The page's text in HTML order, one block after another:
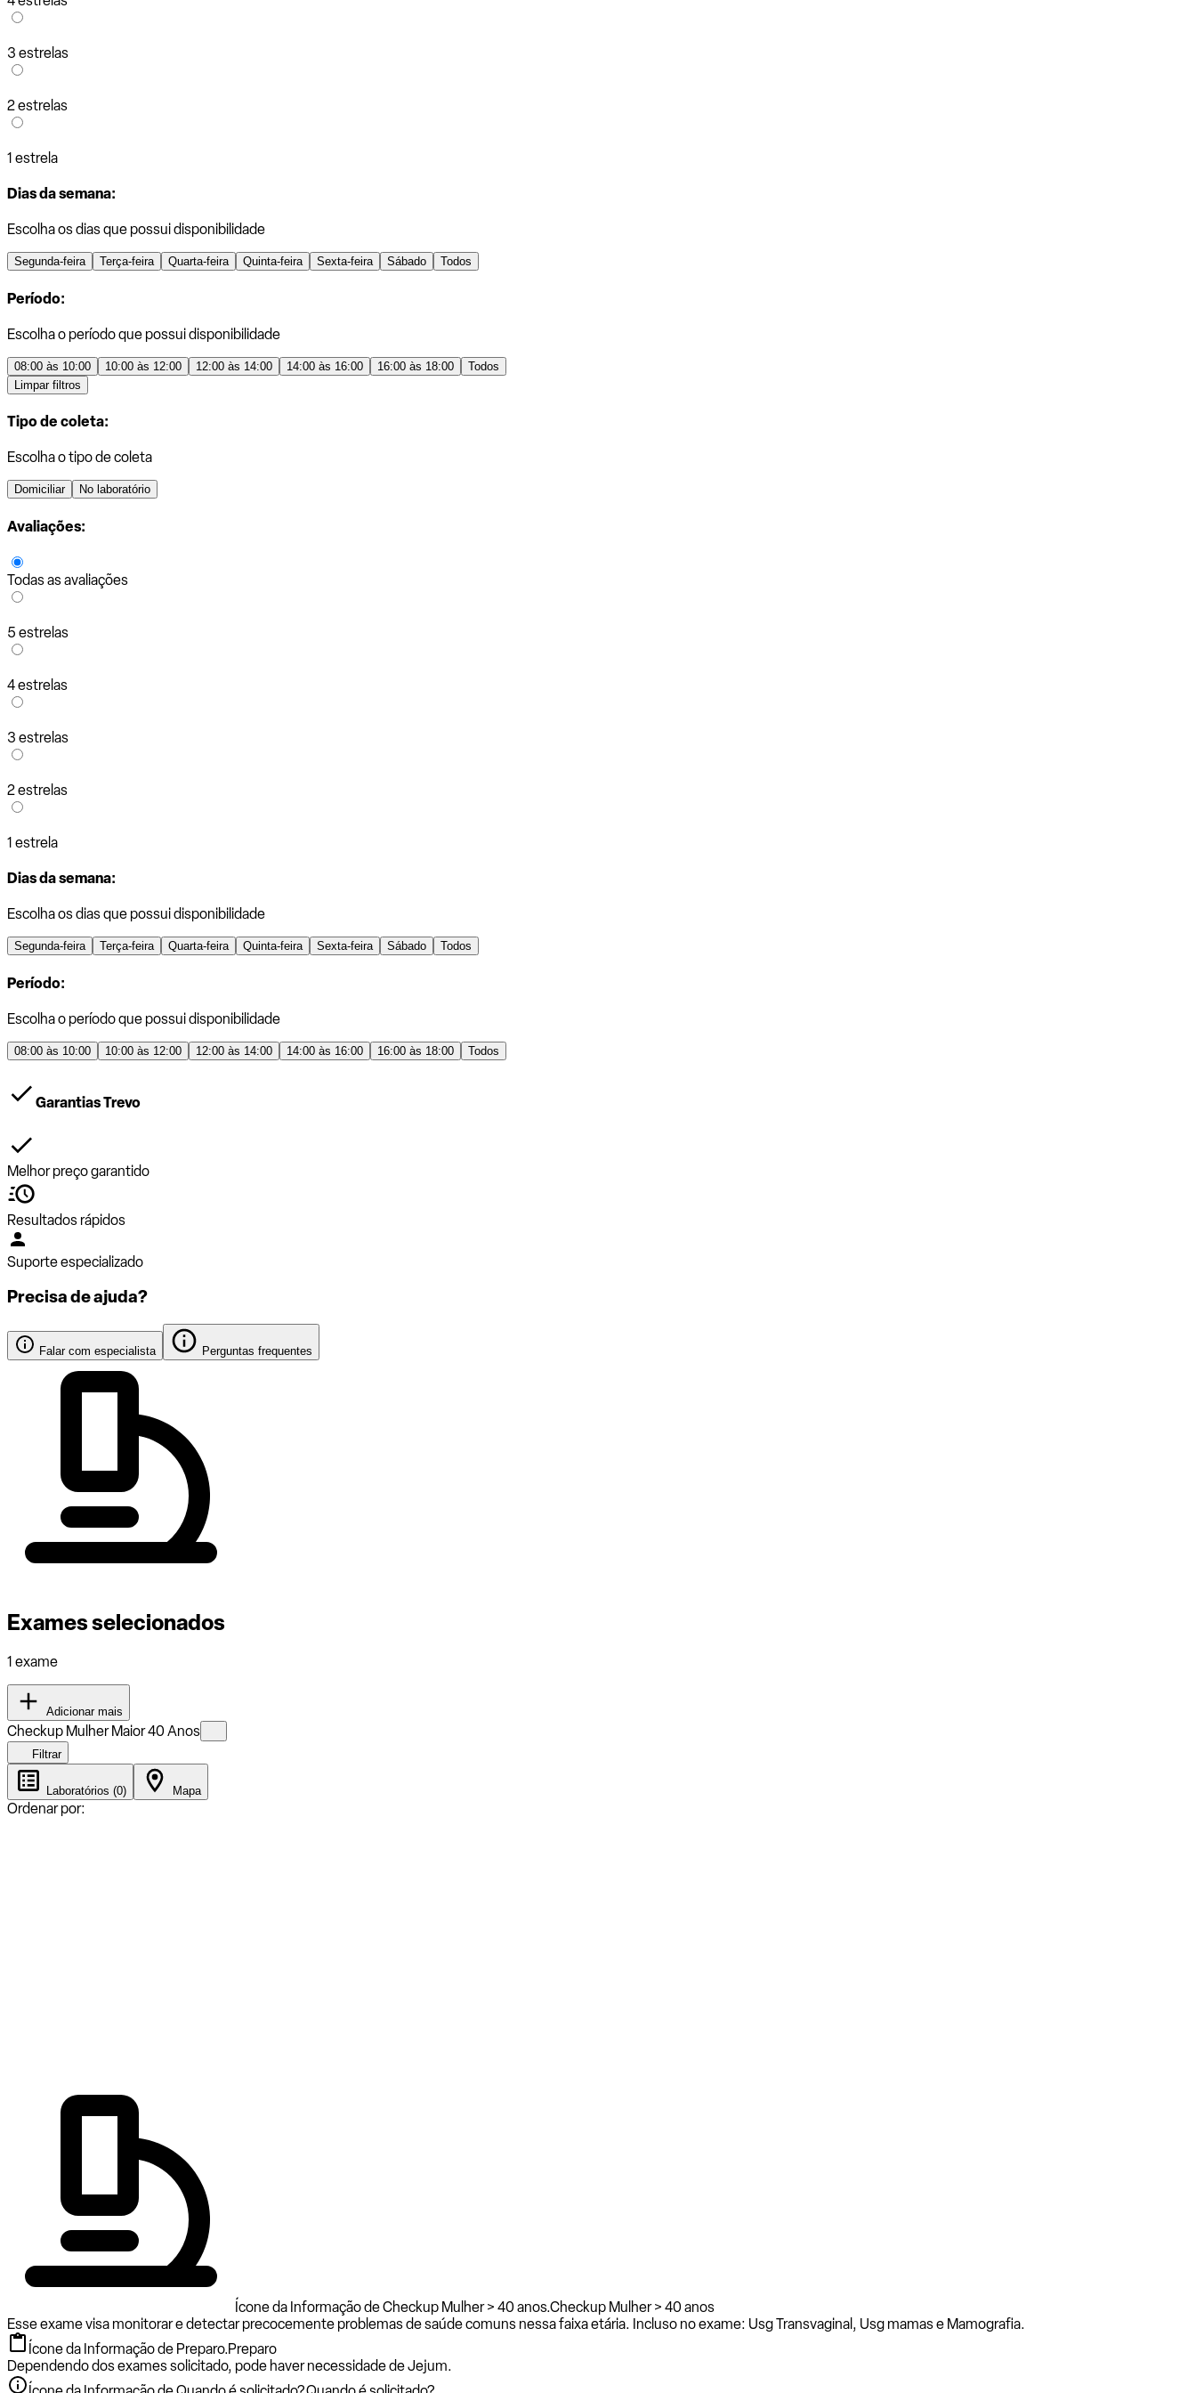
3 estrelas
2 estrelas
1 estrela
Dias da semana:
Escolha os dias que possui disponibilidade
Segunda-feira Terça-feira Quarta-feira Quinta-feira Sexta-feira Sábado Todos
Período:
Escolha o período que possui disponibilidade
08:00 às 10:00 10:00 às 12:00 12:00 às 14:00 14:00 às 16:00 16:00 às 18:00
Todos
Limpar filtros
Tipo de coleta:
Escolha o tipo de coleta
Domiciliar No laboratório
Avaliações:
Todas as avaliações
5 estrelas
4 estrelas
3 estrelas
2 estrelas
1 estrela
Dias da semana:
Escolha os dias que possui disponibilidade
Segunda-feira Terça-feira Quarta-feira Quinta-feira Sexta-feira Sábado Todos
Período:
Escolha o período que possui disponibilidade
08:00 às 10:00 10:00 às 12:00 12:00 às 14:00 14:00 às 16:00 16:00 às 18:00 Todos
Garantias Trevo
Melhor preço garantido
Resultados rápidos
Suporte especializado
Precisa de ajuda?
Falar com especialista Perguntas frequentes
Exames selecionados
1 exame
Adicionar mais
Checkup Mulher Maior 40 Anos
Filtrar
Laboratórios (0) Mapa
Ordenar por:
Ícone da Informação de Checkup Mulher > 40 anos.Checkup Mulher > 40 anos
Esse exame visa monitorar e detectar precocemente problemas de saúde comuns nessa faixa etária. Incluso no exame: Usg Transvaginal, Usg mamas e Mamografia.
Ícone da Informação de Preparo.Preparo
Dependendo dos exames solicitado, pode haver necessidade de Jejum.